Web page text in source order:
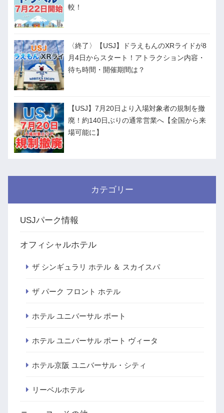
較！
〈終了〉【USJ】ドラえもんのXRライドが8
月4日からスタート！アトラクション内容・
待ち時間・開催期間は？
【USJ】7月20日より入場対象者の規制を撤
廃！約140日ぶりの通常営業へ【全国から来
場可能に】
カテゴリー
USJパーク情報
オフィシャルホテル
ザ シンギュラリ ホテル ＆ スカイスパ
ザ パーク フロント ホテル
ホテル ユニバーサル ポート
ホテル ユニバーサル ポート ヴィータ
ホテル京阪 ユニバーサル・シティ
リーベルホテル